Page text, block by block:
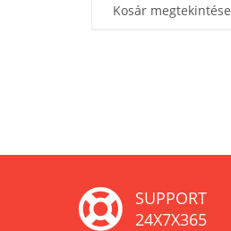
Kosár megtekintése
SUPPORT
24X7X365